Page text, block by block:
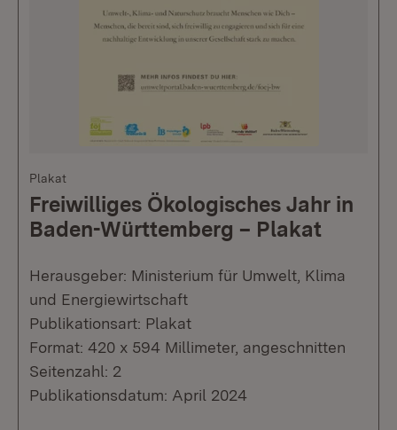
Plakat
Freiwilliges Ökologisches Jahr in
Baden-Württemberg – Plakat
Herausgeber: Ministerium für Umwelt, Klima
und Energiewirtschaft
Publikationsart: Plakat
Format: 420 x 594 Millimeter, angeschnitten
Seitenzahl: 2
Publikationsdatum: April 2024